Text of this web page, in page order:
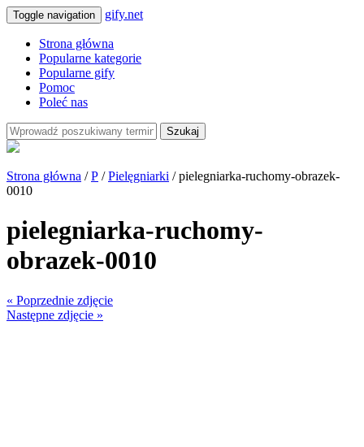
Toggle navigation gify.net
Strona główna
Popularne kategorie
Popularne gify
Pomoc
Poleć nas
Szukaj
Strona główna /P /Pielęgniarki / pielegniarka-ruchomy-obrazek-
0010
pielegniarka-ruchomy-
obrazek-0010
« Poprzednie zdjęcie
Następne zdjęcie »